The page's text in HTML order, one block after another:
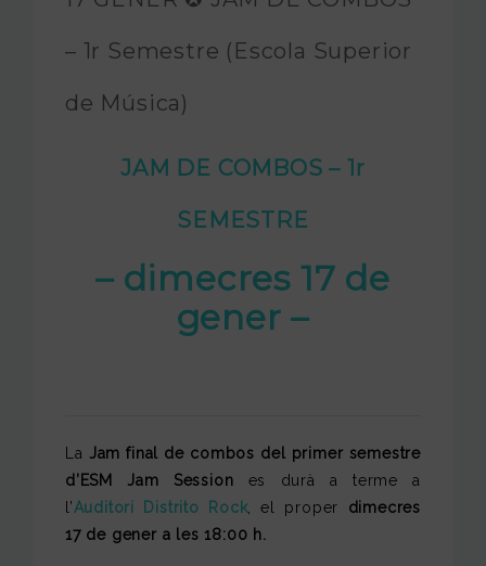
CONTACTA’NS
– 1r Semestre (Escola Superior
de Música)
JAM DE COMBOS – 1r
SEMESTRE
– dimecres 17 de
gener –
La Jam final de combos del primer semestre
d’ESM Jam Session es durà a terme a
l’Auditori Distrito Rock, el proper dimecres
17 de gener a les 18:00 h.